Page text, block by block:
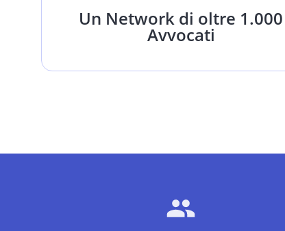
Un Network di oltre 1.000
Avvocati